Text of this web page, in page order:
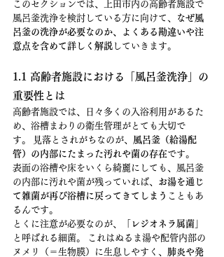
このセクションでは、上田市内の高齢者施設で
風呂釜洗浄を検討している方に向けて、
なぜ風
呂釜の洗浄が必要なのか、よくある勘違いや注
意点を含めて詳しく解説 していきます。
1.1 高齢者施設における「風呂釜洗浄」の
重要性とは
高齢者施設では、日々多くの入浴利用があるた
め、浴槽まわりの衛生管理がとても大切で
す。 見落とされがちなのが、 風呂釜（給湯配
管）の内部にたまった汚れや菌の存在です。
表面の浴槽や床をいくら綺麗にしても、風呂釜
の内部に汚れや菌が残っていれば、 お湯を通じ
て雑菌が再び浴槽に戻ってきてしまう こともあ
るんです。
とくに注意が必要なのが、「
レジオネラ属菌
と呼ばれる細菌。 これはぬるま湯や配管内部の
ヌメリ（＝生物膜）に生息しやすく、 肺炎や発